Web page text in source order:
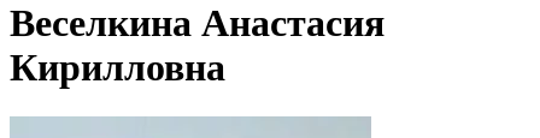
Веселкина Анастасия
Кирилловна